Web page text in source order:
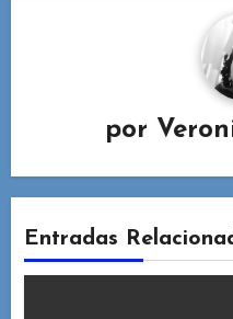
por
Entradas